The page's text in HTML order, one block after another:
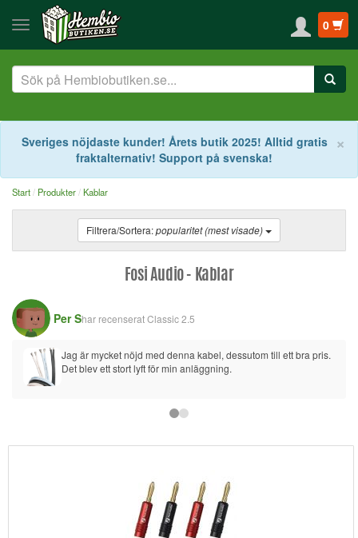
0
×
Sveriges nöjdaste kunder! Årets butik 2025! Alltid gratis
fraktalternativ! Support på svenska!
Start Produkter Kablar
Filtrera/Sortera:popularitet (mest visade)
Fosi Audio - Kablar
Per Shar recenseratClassic 2.5
Jag är mycket nöjd med denna kabel, dessutom till ett bra pris.
Det blev ett stort lyft för min anläggning.